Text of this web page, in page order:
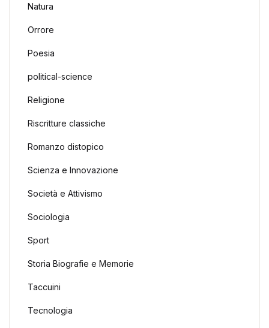
Natura
Orrore
Poesia
political-science
Religione
Riscritture classiche
Romanzo distopico
Scienza e Innovazione
Società e Attivismo
Sociologia
Sport
Storia Biografie e Memorie
Taccuini
Tecnologia